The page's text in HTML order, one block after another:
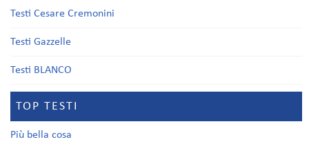
Testi Cesare Cremonini
Testi Gazzelle
Testi BLANCO
TOP TESTI
Più bella cosa